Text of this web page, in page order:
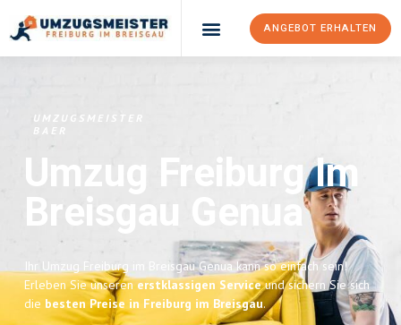
ANGEBOT ERHALTEN
UMZUGSMEISTER
BAER
Umzug Freiburg Im
Breisgau Genua
Ihr Umzug Freiburg im Breisgau Genua kann so einfach sein!
Erleben Sie unserenerstklassigen Serviceund sichern Sie sich
die besten Preise in Freiburg im Breisgau.